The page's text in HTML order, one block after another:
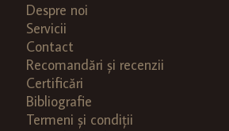
Despre noi
Servicii
Contact
Recomandări și recenzii
Certificări
Bibliografie
Termeni și condiții